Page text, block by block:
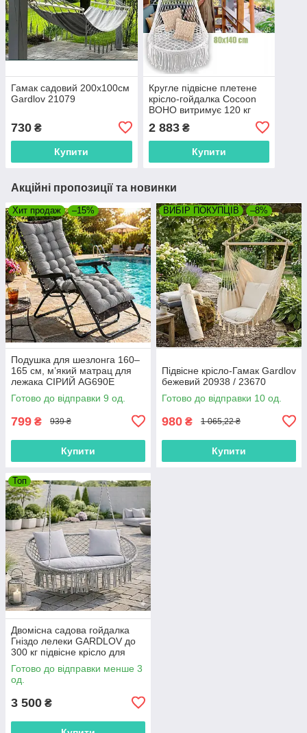
Гамак садовий 200х100см
Gardlov 21079
730 ₴
Купити
Кругле підвісне плетене
крісло-гойдалка Cocoon
BOHO витримує 120 кг
2 883₴
Купити
Акційні пропозиції та новинки
Хит продаж –15%
Подушка для шезлонга 160–
165 см, м’який матрац для
лежака СІРИЙ AG690E
Готово до відправки 9 од.
799 ₴ 939 ₴
Купити
ВИБІР ПОКУПЦІВ –8%
Підвісне крісло-Гамак Gardlov
бежевий 20938 / 23670
Готово до відправки 10 од.
980 ₴ 1 065,22 ₴
Купити
Топ
Двомісна садова гойдалка
Гніздо лелеки GARDLOV до
300 кг підвісне крісло для
саду 27378 СІРА
Готово до відправки менше 3
од.
3 500 ₴